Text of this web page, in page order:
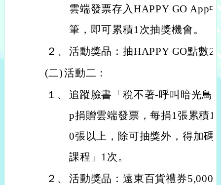
雲端發票存入HAPPY GO App
筆，即可累積1次抽獎機會。
２、 活動獎品：抽HAPPY GO點數
(二)活動二：
１、 追蹤臉書「稅不著-呼叫暗光鳥
p捐贈雲端發票，每捐1張累積1
0張以上，除可抽獎外，得加碼
課程」1次。
２、 活動獎品：遠東百貨禮券5,000